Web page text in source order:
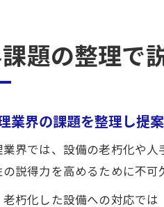
題の整理で
業界の課題を整理し提
業界では、設備の老朽化や
の説得力を高めるために不可
老朽化した設備への対応で